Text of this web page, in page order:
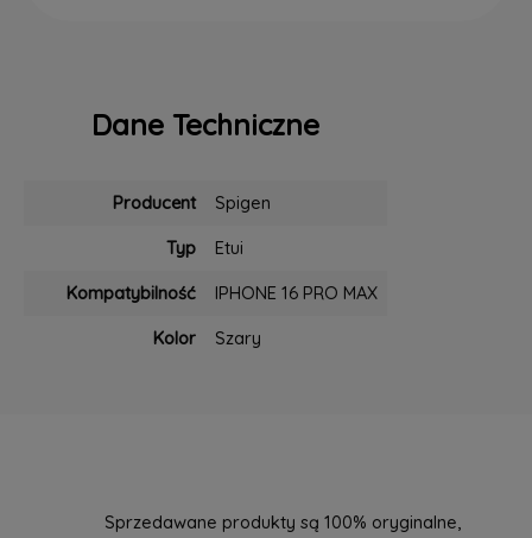
Dane Techniczne
Producent
Spigen
Typ
Etui
Kompatybilność
IPHONE 16 PRO MAX
Kolor
Szary
Sprzedawane produkty są 100% oryginalne,